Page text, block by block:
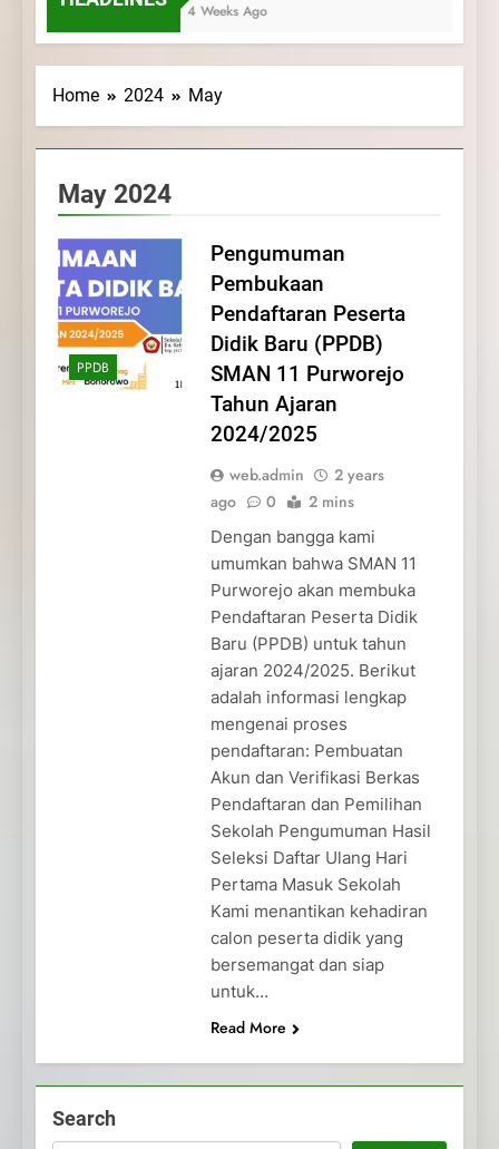
4 Weeks Ago
Home 2024 May
May 2024
PPDB
Pengumuman
Pembukaan
Pendaftaran Peserta
Didik Baru (PPDB)
SMAN 11 Purworejo
Tahun Ajaran
2024/2025
web.admin
2 years
ago
0 2 mins
Dengan bangga kami
umumkan bahwa SMAN 11
Purworejo akan membuka
Pendaftaran Peserta Didik
Baru (PPDB) untuk tahun
ajaran 2024/2025. Berikut
adalah informasi lengkap
mengenai proses
pendaftaran: Pembuatan
Akun dan Verifikasi Berkas
Pendaftaran dan Pemilihan
Sekolah Pengumuman Hasil
Seleksi Daftar Ulang Hari
Pertama Masuk Sekolah
Kami menantikan kehadiran
calon peserta didik yang
bersemangat dan siap
untuk…
Read More
Search